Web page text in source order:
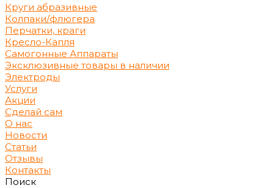
Круги абразивные
Колпаки/флюгера
Перчатки, краги
Кресло-Капля
Самогонные Аппараты
Эксклюзивные товары в наличии
Электроды
Услуги
Акции
Сделай сам
О нас
Новости
Статьи
Отзывы
Контакты
Поиск